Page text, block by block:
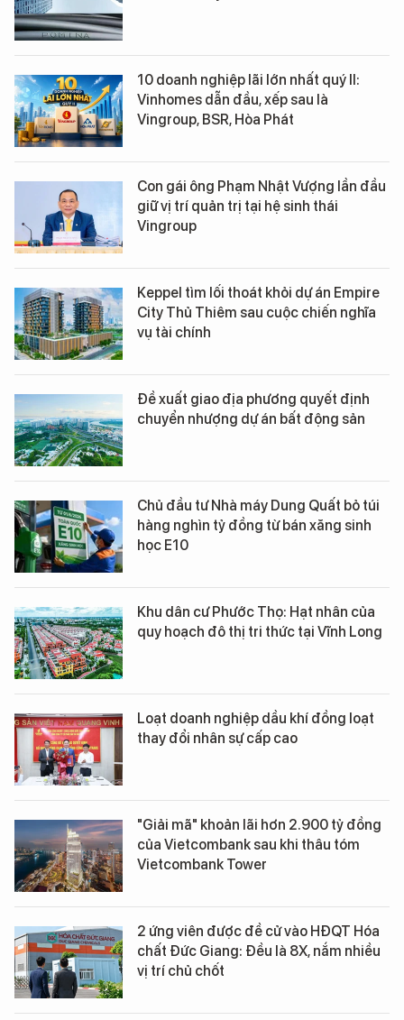
10 doanh nghiệp lãi lớn nhất quý II:
Vinhomes dẫn đầu, xếp sau là
Vingroup, BSR, Hòa Phát
Con gái ông Phạm Nhật Vượng lần đầu
giữ vị trí quản trị tại hệ sinh thái
Vingroup
Keppel tìm lối thoát khỏi dự án Empire
City Thủ Thiêm sau cuộc chiến nghĩa
vụ tài chính
Đề xuất giao địa phương quyết định
chuyển nhượng dự án bất động sản
Chủ đầu tư Nhà máy Dung Quất bỏ túi
hàng nghìn tỷ đồng từ bán xăng sinh
học E10
Khu dân cư Phước Thọ: Hạt nhân của
quy hoạch đô thị tri thức tại Vĩnh Long
Loạt doanh nghiệp dầu khí đồng loạt
thay đổi nhân sự cấp cao
"Giải mã" khoản lãi hơn 2.900 tỷ đồng
của Vietcombank sau khi thâu tóm
Vietcombank Tower
2 ứng viên được đề cử vào HĐQT Hóa
chất Đức Giang: Đều là 8X, nắm nhiều
vị trí chủ chốt